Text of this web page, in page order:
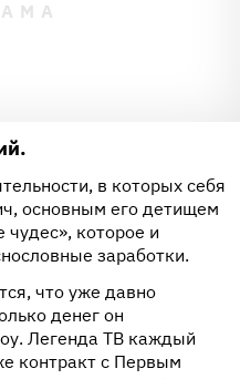
в которых себя
основным его детищем
чудес», которое и
заработки.
что уже давно
денег он
Легенда ТВ каждый
контракт с Первым